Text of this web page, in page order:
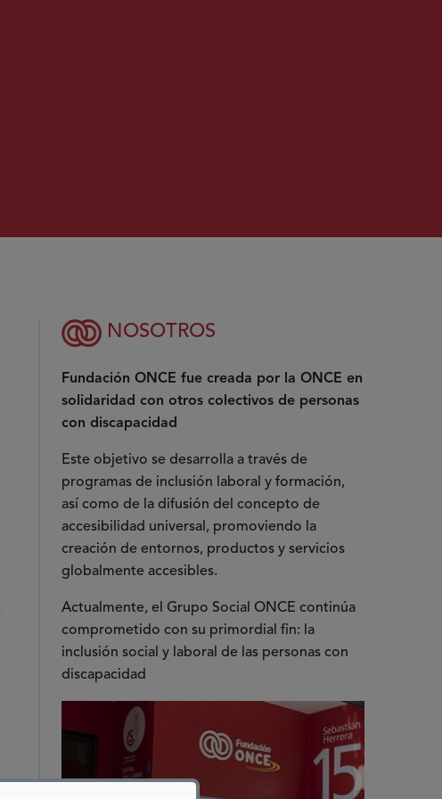
NOSOTROS
Fundación ONCE fue creada por la ONCE en
solidaridad con otros colectivos de personas
con discapacidad
Este objetivo se desarrolla a través de
programas de inclusión laboral y formación,
así como de la difusión del concepto de
accesibilidad universal, promoviendo la
creación de entornos, productos y servicios
globalmente accesibles.
Actualmente, el Grupo Social ONCE continúa
comprometido con su primordial fin: la
inclusión social y laboral de las personas con
discapacidad